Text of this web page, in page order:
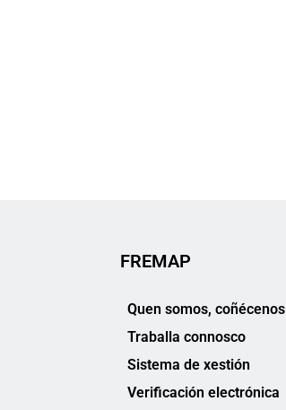
FREMAP
Quen somos, coñécenos
Traballa connosco
Sistema de xestión
Verificación electrónica